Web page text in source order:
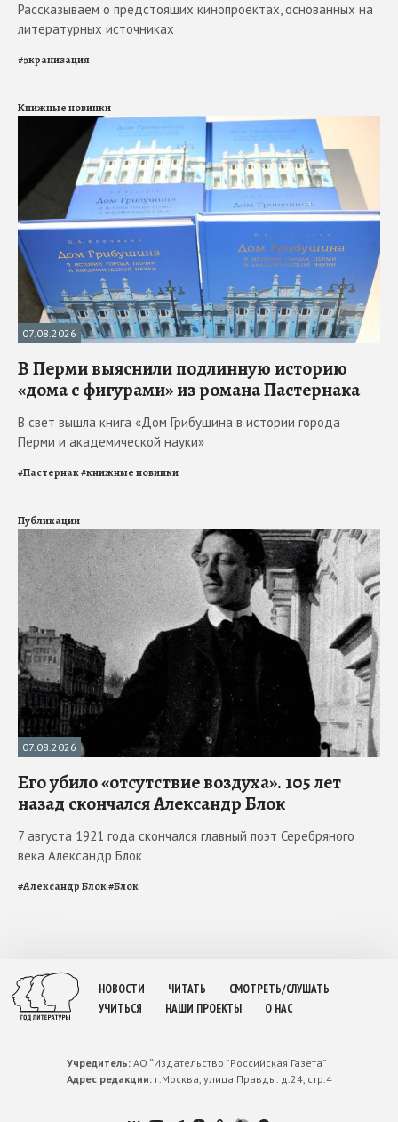
Рассказываем о предстоящих кинопроектах, основанных на
литературных источниках
#экранизация
Книжные новинки
07.08.2026
В Перми выяснили подлинную историю
«дома с фигурами» из романа Пастернака
В свет вышла книга «Дом Грибушина в истории города
Перми и академической науки»
#Пастернак#книжные новинки
Публикации
07.08.2026
Его убило «отсутствие воздуха». 105 лет
назад скончался Александр Блок
7 августа 1921 года скончался главный поэт Серебряного
века Александр Блок
#Александр Блок#Блок
НОВОСТИ ЧИТАТЬ
СМОТРЕТЬ/СЛУШАТЬ
УЧИТЬСЯ
НАШИ ПРОЕКТЫ О НАС
Учредитель:АО “Издательство ”Российская Газета”
Адрес редакции:г.Москва, улица Правды. д.24, стр.4